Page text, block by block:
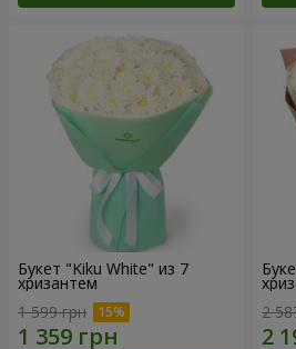
Букет "Kiku White" из 7
хризантем
1 599 грн
2